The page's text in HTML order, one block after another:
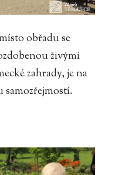
obřadu se
živými
zahrady, je na
samozřejmostí.